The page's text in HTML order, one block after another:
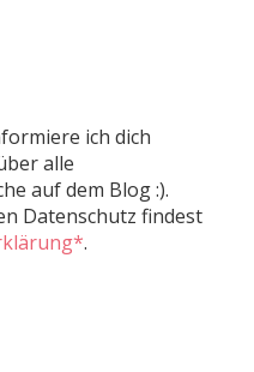
ich dich
alle
auf dem Blog :).
Datenschutz findest
.